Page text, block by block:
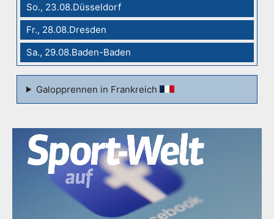
So., 23.08.Düsseldorf
Fr., 28.08.Dresden
Sa., 29.08.Baden-Baden
Galopprennen in Frankreich